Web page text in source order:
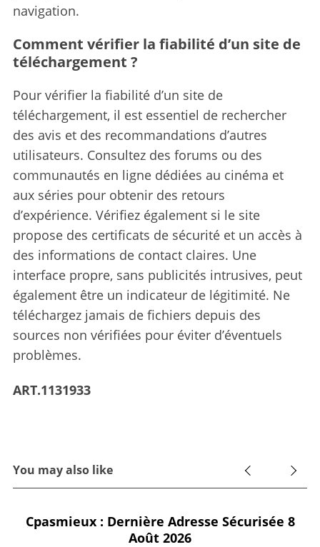
navigation.
Comment vérifier la fiabilité d’un site de
téléchargement ?
Pour vérifier la fiabilité d’un site de
téléchargement, il est essentiel de rechercher
des avis et des recommandations d’autres
utilisateurs. Consultez des forums ou des
communautés en ligne dédiées au cinéma et
aux séries pour obtenir des retours
d’expérience. Vérifiez également si le site
propose des certificats de sécurité et un accès à
des informations de contact claires. Une
interface propre, sans publicités intrusives, peut
également être un indicateur de légitimité. Ne
téléchargez jamais de fichiers depuis des
sources non vérifiées pour éviter d’éventuels
problèmes.
ART.1131933
You may also like
Cpasmieux : Dernière Adresse Sécurisée 8
Août 2026